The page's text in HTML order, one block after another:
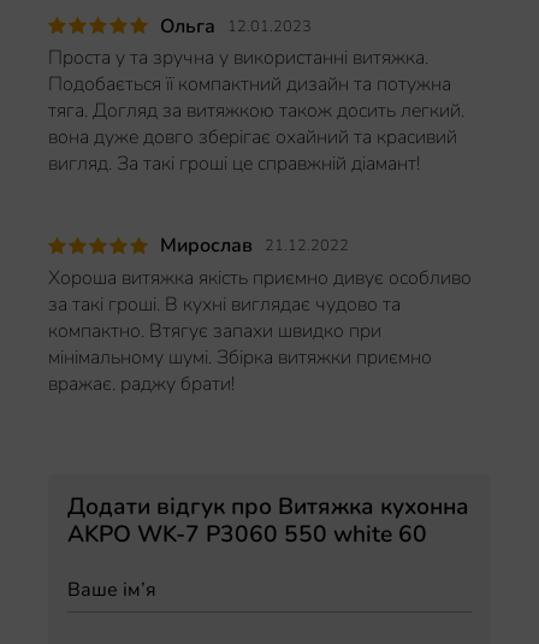
Ольга 12.01.2023
Проста у та зручна у використанні витяжка.
Подобається її компактний дизайн та потужна
тяга. Догляд за витяжкою також досить легкий.
вона дуже довго зберігає охайний та красивий
вигляд. За такі гроші це справжній діамант!
Мирослав 21.12.2022
Хороша витяжка якість приємно дивує особливо
за такі гроші. В кухні виглядає чудово та
компактно. Втягує запахи швидко при
мінімальному шумі. Збірка витяжки приємно
вражає. раджу брати!
Додати відгук про Витяжка кухонна
AKPO WK-7 P3060 550 white 60